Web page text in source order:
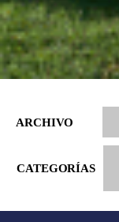
ARCHIVO
CATEGORÍAS